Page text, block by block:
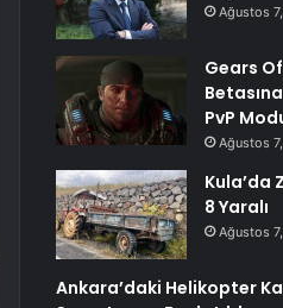
Ağustos
Gears
PvP
Ağustos
Kula’da
8 Yaralı
Ağustos
Ankara’daki Helikopter